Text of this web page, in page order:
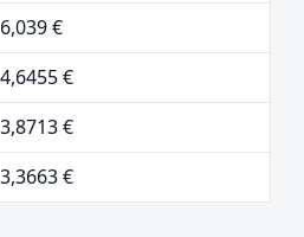
6,039 €
4,6455 €
3,8713 €
3,3663 €